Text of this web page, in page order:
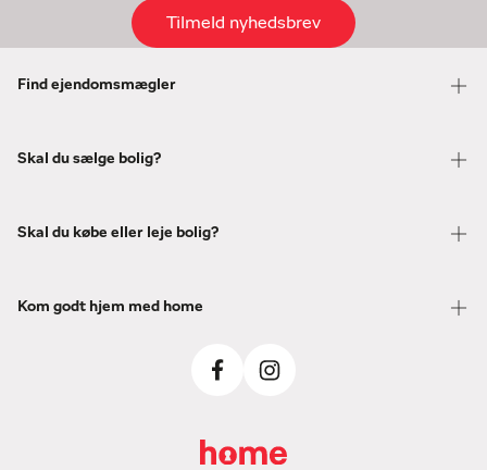
Tilmeld nyhedsbrev
Find ejendomsmægler
Skal du sælge bolig?
Skal du købe eller leje bolig?
Kom godt hjem med home